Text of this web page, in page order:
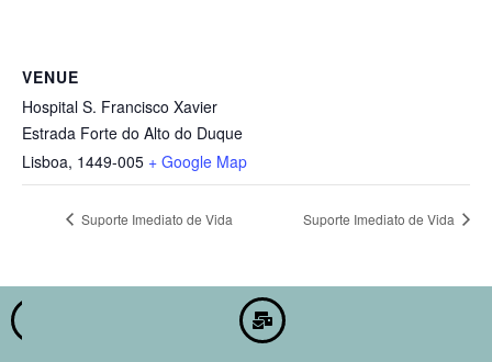
VENUE
Hospital S. Francisco Xavier
Estrada Forte do Alto do Duque
Lisboa, 1449-005 + Google Map
Suporte Imediato de Vida Suporte Imediato de Vida